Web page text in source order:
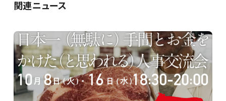
関連ニュース